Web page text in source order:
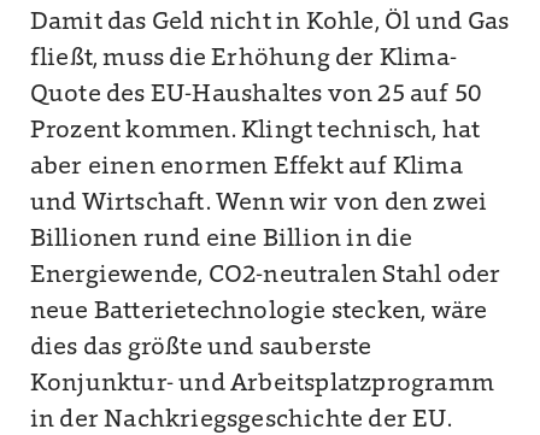
Damit das Geld nicht in Kohle, Öl und Gas
fließt, muss die Erhöhung der Klima-
Quote des EU-Haushaltes von 25 auf 50
Prozent kommen. Klingt technisch, hat
aber einen enormen Effekt auf Klima
und Wirtschaft. Wenn wir von den zwei
Billionen rund eine Billion in die
Energiewende, CO2-neutralen Stahl oder
neue Batterietechnologie stecken, wäre
dies das größte und sauberste
Konjunktur- und Arbeitsplatzprogramm
in der Nachkriegsgeschichte der EU.